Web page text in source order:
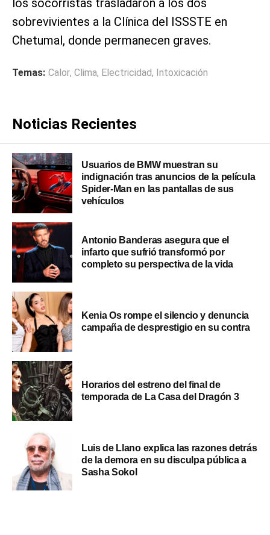
los socorristas trasladaron a los dos
sobrevivientes a la Clínica del ISSSTE en
Chetumal, donde permanecen graves.
Temas: Calor, Clima, Electricidad, Intoxicación
Noticias Recientes
Usuarios de BMW muestran su
indignación tras anuncios de la película
Spider-Man en las pantallas de sus
vehículos
Antonio Banderas asegura que el
infarto que sufrió transformó por
completo su perspectiva de la vida
Kenia Os rompe el silencio y denuncia
campaña de desprestigio en su contra
Horarios del estreno del final de
temporada de La Casa del Dragón 3
Luis de Llano explica las razones detrás
de la demora en su disculpa pública a
Sasha Sokol